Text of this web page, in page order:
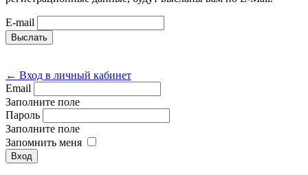
E-mail
← Вход в личный кабинет
Email
Заполните поле
Пароль
Заполните поле
Запомнить меня